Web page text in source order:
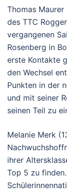
Thomas
des TTC
vergangenen
Rosenberg in
erste Kontakte
den Wechsel
Punkten in der
und mit seiner
seinen Teil zu
Melanie Merk
ihrer
Top 5 zu